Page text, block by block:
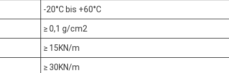
-20°C bis +60°C
≥ 0,1 g/cm2
≥ 15KN/m
≥ 30KN/m